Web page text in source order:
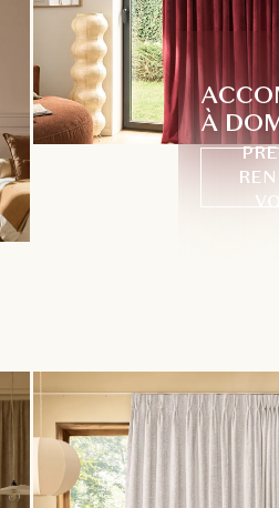
À